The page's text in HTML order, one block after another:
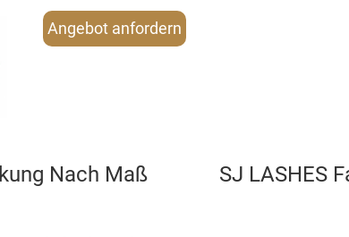
Angebot anfordern
Nach Maß SJ LASHES